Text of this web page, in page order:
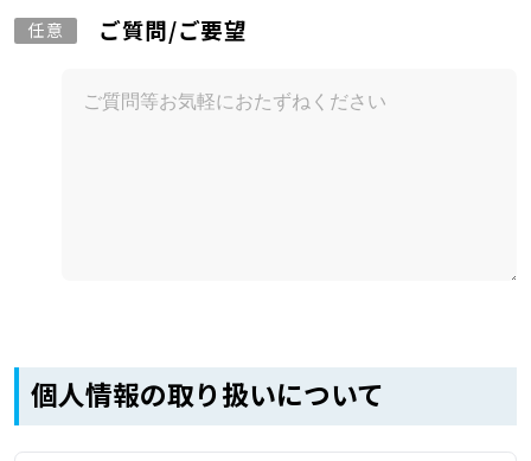
任意 ご質問/ご要望
個人情報の取り扱いについて